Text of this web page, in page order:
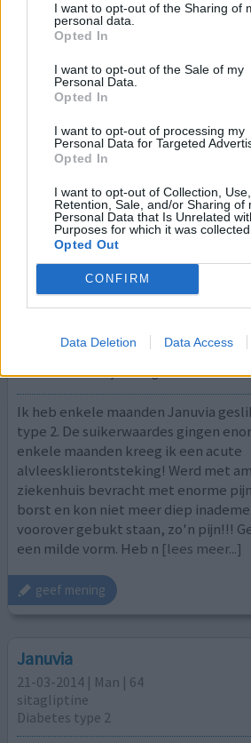
I want to opt-out of the Sharing of
personal data.
Opted In
I want to opt-out of the Sale of my
Personal Data.
Opted In
I want to opt-out of processing my
Personal Data for Targeted
Opted In
I want to opt-out of Collection, Use,
Retention, Sale, and/or Sharing of
Personal Data that Is Unrelated
Purposes for which it was collected.
Opted Out
CONFIRM
Data Deletion Data Access
Januvia bevalt redelijk goed. Eerst
gebruikt maar dit bleek niet
toegevoegd, dat ging 3 jaar goed
langzaam terug. Inmiddels een 3e
Glucazide. Nu zijn mijn waardes
beweging is noodzakelijk. Ik maak
zorgen over het gebruik van Januvia
Zembl[lees meer...]
geef mening
Januvia
06-12-2014 | Vrouw | 51
sitagliptine (100mg)
Diabetes type 2
Effectiviteit
Hoeveelheid bijwerkingen
Ik heb enkele maanden Januvia
type 2. De suikerwaardes gingen
enkele maanden kreeg ik een acute
alvleesklierontsteking! Werd met
ziekenhuis bevracht met enorme
borst en kon niet meer diep
voorover gebukt staan, zo'n pijn!!!
een milde vorm. Heb n [lees meer...]
geef mening
Januvia
21-03-2014 | Man | 64
sitagliptine
Diabetes type 2